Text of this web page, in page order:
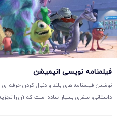
فیلمنامه نویسی انیمیشن
نوشتن فیلمنامه های بلند و دنبال کردن حرفه
داستانی، سفری بسیار ساده است که آن را